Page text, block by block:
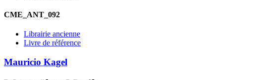
CME_ANT_092
Librairie ancienne
Livre de référence
Mauricio Kagel